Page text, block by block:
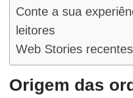
Conte a sua
leitores
Web Stories recentes
Origem das